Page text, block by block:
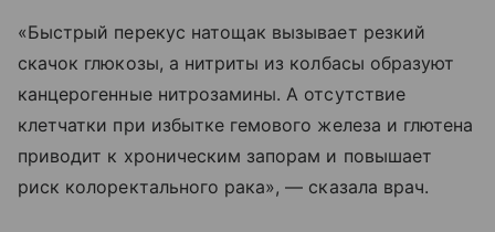
«Быстрый перекус натощак вызывает резкий
скачок глюкозы, а нитриты из колбасы образуют
канцерогенные нитрозамины. А отсутствие
клетчатки при избытке гемового железа и глютена
приводит к хроническим запорам и повышает
риск колоректального рака», — сказала врач.